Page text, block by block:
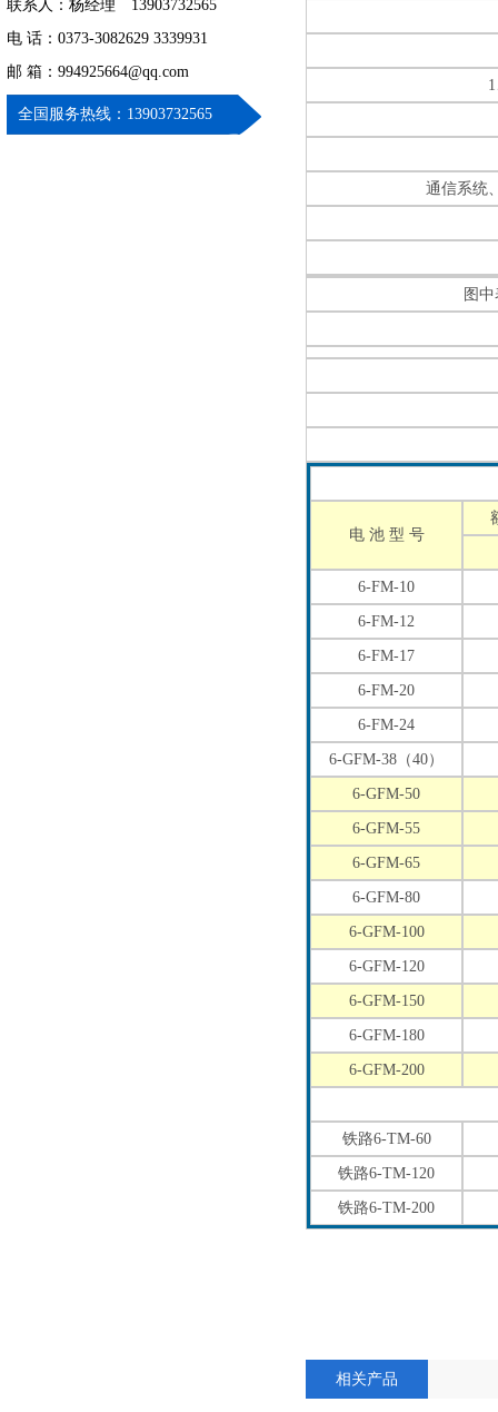
联系人：杨经理 13903732565
电 话：0373-3082629 3339931
邮 箱：994925664@qq.com
全国服务热线：13903732565
通信系统
图
电 池 型 号
6-FM-10
6-FM-12
6-FM-17
6-FM-20
6-FM-24
6-GFM-38（40）
6-GFM-50
6-GFM-55
6-GFM-65
6-GFM-80
6-GFM-100
6-GFM-120
6-GFM-150
6-GFM-180
6-GFM-200
铁路6-TM-60
铁路6-TM-120
铁路6-TM-200
相关产品